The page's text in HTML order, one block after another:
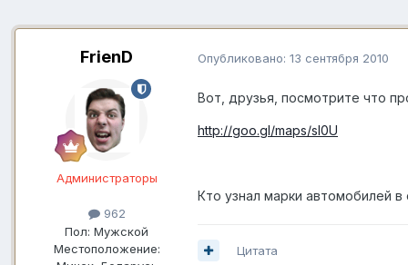
FrienD
Администраторы
962
Пол: Мужской
Местоположение:
Опубликовано: 13 сентября 2010
Вот, друзья, посмотрите что
http://goo.gl/maps/sI0U
Кто узнал марки автомобилей в
Цитата